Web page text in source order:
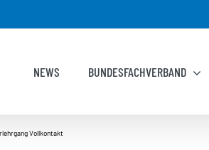
NEWS BUNDESFACHVERBAND
Vollkontakt